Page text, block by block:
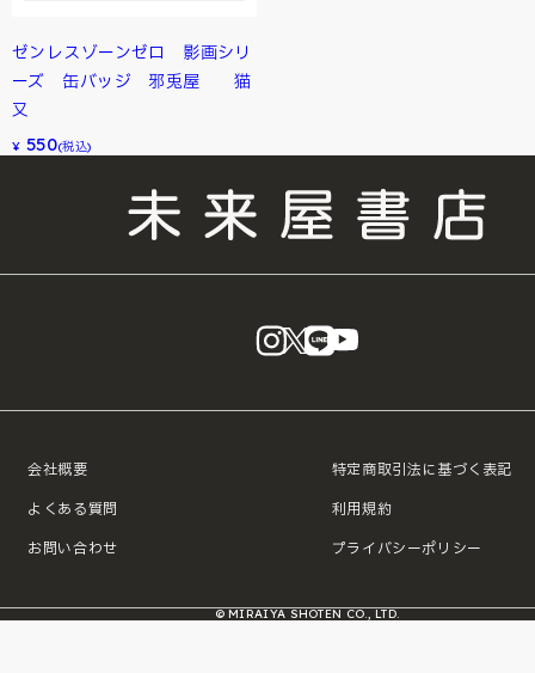
ゼンレスゾーンゼロ 影画シリ
ーズ 缶バッジ 邪兎屋 猫
又
¥ 550(税込)
instagram
X LINE
会社概要
よくある質問
お問い合わせ
特定商取引法に基づく表記
利用規約
プライバシーポリシー
© MIRAIYA SHOTEN CO., LTD.